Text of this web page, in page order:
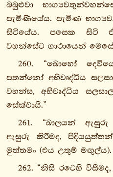
ධම්මපදපාළි
උදානපාළි
ඉතිවුත්තකපාළි
සුත්තනිපාතො
1.
උරගවග්ගො
2.
රතනසුත්තං
ආමගන්ධසුත්තං
හිරිසුත්තං
බබුළුවා
පැමිණියේය. පැමිණ
සිටියේය. පසෙක සිටි
වහන්සේට ගාථායෙන්
260. “බොහෝ
පතන්නෝ අභිවෘද්ධිය
වහන්ස, අභිවෘද්ධිය
සේක්වායි.”
261. “බාලයන්
ඇසුරු කිරීමද,
මුත්තමං (එය උතුම් මඟුල්ය).
262. “නිසි රටෙහි